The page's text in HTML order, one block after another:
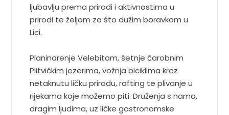
ljubavlju prema prirodi i aktivnostima u
prirodi te željom za što dužim boravkom u
Lici.
Planinarenje Velebitom, šetnje čarobnim
Plitvičkim jezerima, vožnja biciklima kroz
netaknutu ličku prirodu, rafting te plivanje u
rijekama koje možemo piti. Druženja s nama,
dragim ljudima, uz ličke gastronomske